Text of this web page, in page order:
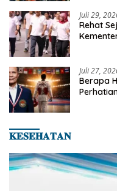
Juli 29,
Rehat
Juli 27,
Berapa
𝐊𝐄𝐒𝐄𝐇𝐀𝐓𝐀𝐍